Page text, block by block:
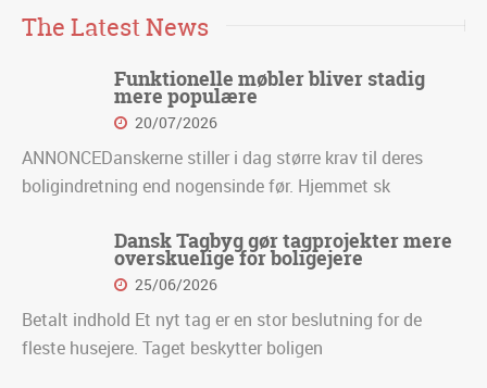
The Latest News
Funktionelle møbler bliver stadig
mere populære
20/07/2026
ANNONCEDanskerne stiller i dag større krav til deres
boligindretning end nogensinde før. Hjemmet sk
Dansk Tagbyg gør tagprojekter mere
overskuelige for boligejere
25/06/2026
Betalt indhold Et nyt tag er en stor beslutning for de
fleste husejere. Taget beskytter boligen